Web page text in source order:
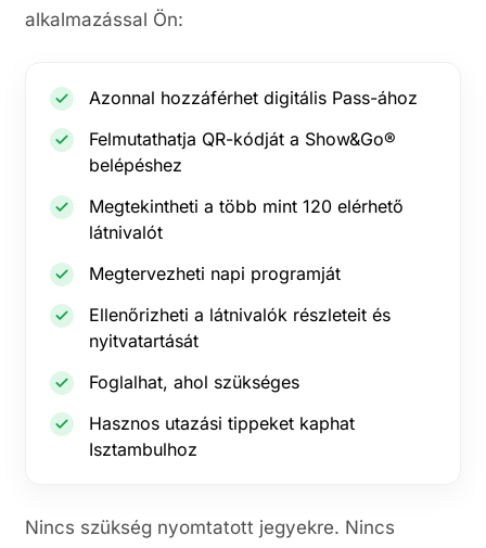
alkalmazással Ön:
Azonnal hozzáférhet digitális Pass-ához
Felmutathatja QR-kódját a Show&Go®
belépéshez
Megtekintheti a több mint 120 elérhető
látnivalót
Megtervezheti napi programját
Ellenőrizheti a látnivalók részleteit és
nyitvatartását
Foglalhat, ahol szükséges
Hasznos utazási tippeket kaphat
Isztambulhoz
Nincs szükség nyomtatott jegyekre. Nincs